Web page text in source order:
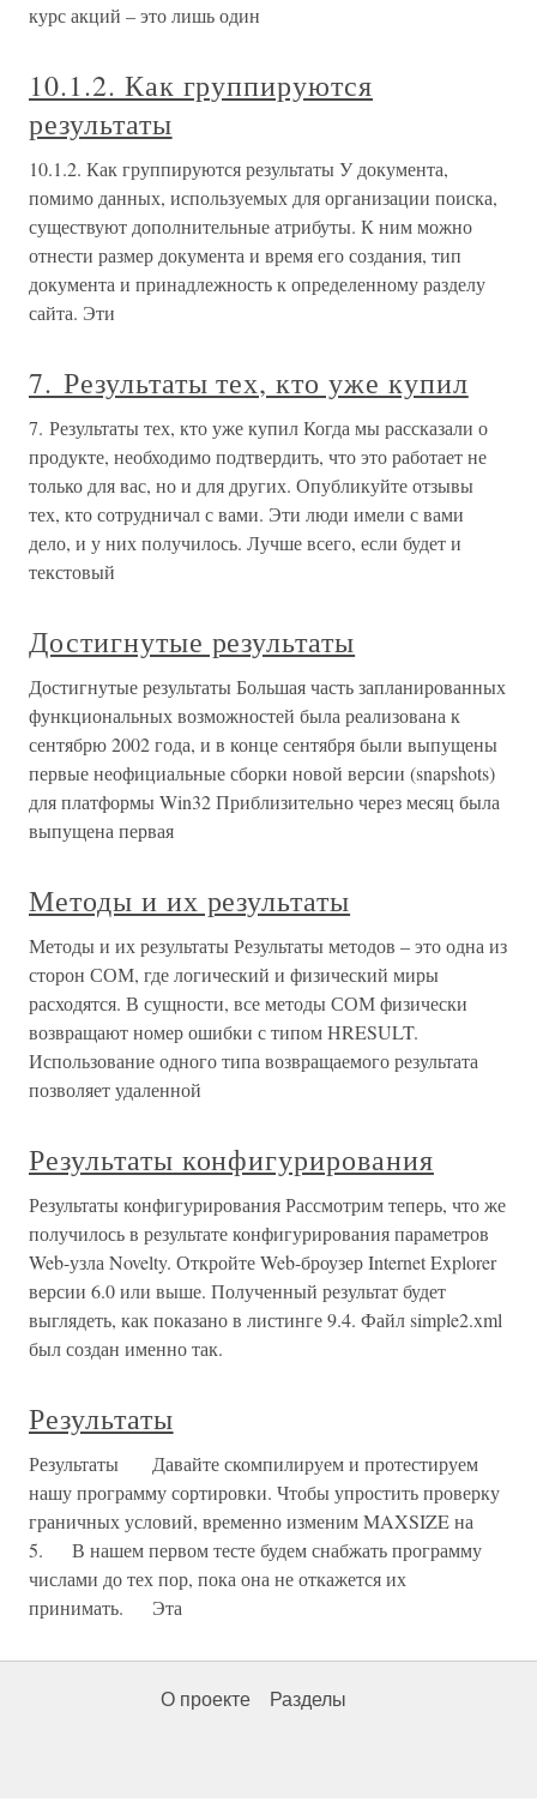
курс акций – это лишь один
10.1.2. Как группируются
результаты
10.1.2. Как группируются результаты У документа,
помимо данных, используемых для организации поиска,
существуют дополнительные атрибуты. К ним можно
отнести размер документа и время его создания, тип
документа и принадлежность к определенному разделу
сайта. Эти
7. Результаты тех, кто уже купил
7. Результаты тех, кто уже купил Когда мы рассказали о
продукте, необходимо подтвердить, что это работает не
только для вас, но и для других. Опубликуйте отзывы
тех, кто сотрудничал с вами. Эти люди имели с вами
дело, и у них получилось. Лучше всего, если будет и
текстовый
Достигнутые результаты
Достигнутые результаты Большая часть запланированных
функциональных возможностей была реализована к
сентябрю 2002 года, и в конце сентября были выпущены
первые неофициальные сборки новой версии (snapshots)
для платформы Win32 Приблизительно через месяц была
выпущена первая
Методы и их результаты
Методы и их результаты Результаты методов – это одна из
сторон СОМ, где логический и физический миры
расходятся. В сущности, все методы СОМ физически
возвращают номер ошибки с типом НRESULT.
Использование одного типа возвращаемого результата
позволяет удаленной
Результаты конфигурирования
Результаты конфигурирования Рассмотрим теперь, что же
получилось в результате конфигурирования параметров
Web-узла Novelty. Откройте Web-броузер Internet Explorer
версии 6.0 или выше. Полученный результат будет
выглядеть, как показано в листинге 9.4. Файл simple2.xml
был создан именно так.
Результаты
Результаты Давайте скомпилируем и протестируем
нашу программу сортировки. Чтобы упростить проверку
граничных условий, временно изменим MAXSIZE на
5. В нашем первом тесте будем снабжать программу
числами до тех пор, пока она не откажется их
принимать. Эта
О проекте Разделы